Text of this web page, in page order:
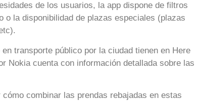
de los usuarios, la app dispone de filtros
o la disponibilidad de plazas especiales (plazas
transporte público por la ciudad tienen en Here
Nokia cuenta con información detallada sobre las
combinar las prendas rebajadas en estas